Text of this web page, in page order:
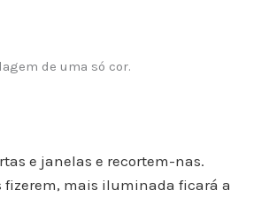
de uma só cor.
e janelas e recortem-nas.
fizerem, mais iluminada ficará a